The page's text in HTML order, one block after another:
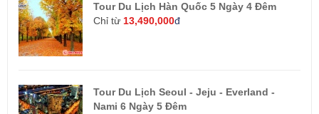
Tour Du Lịch Hàn Quốc 5 Ngày 4 Đêm
Chỉ từ 13,490,000đ
Tour Du Lịch Seoul - Jeju - Everland -
Nami 6 Ngày 5 Đêm